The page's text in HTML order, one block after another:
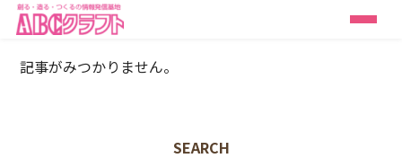
記事がみつかりません。
SEARCH